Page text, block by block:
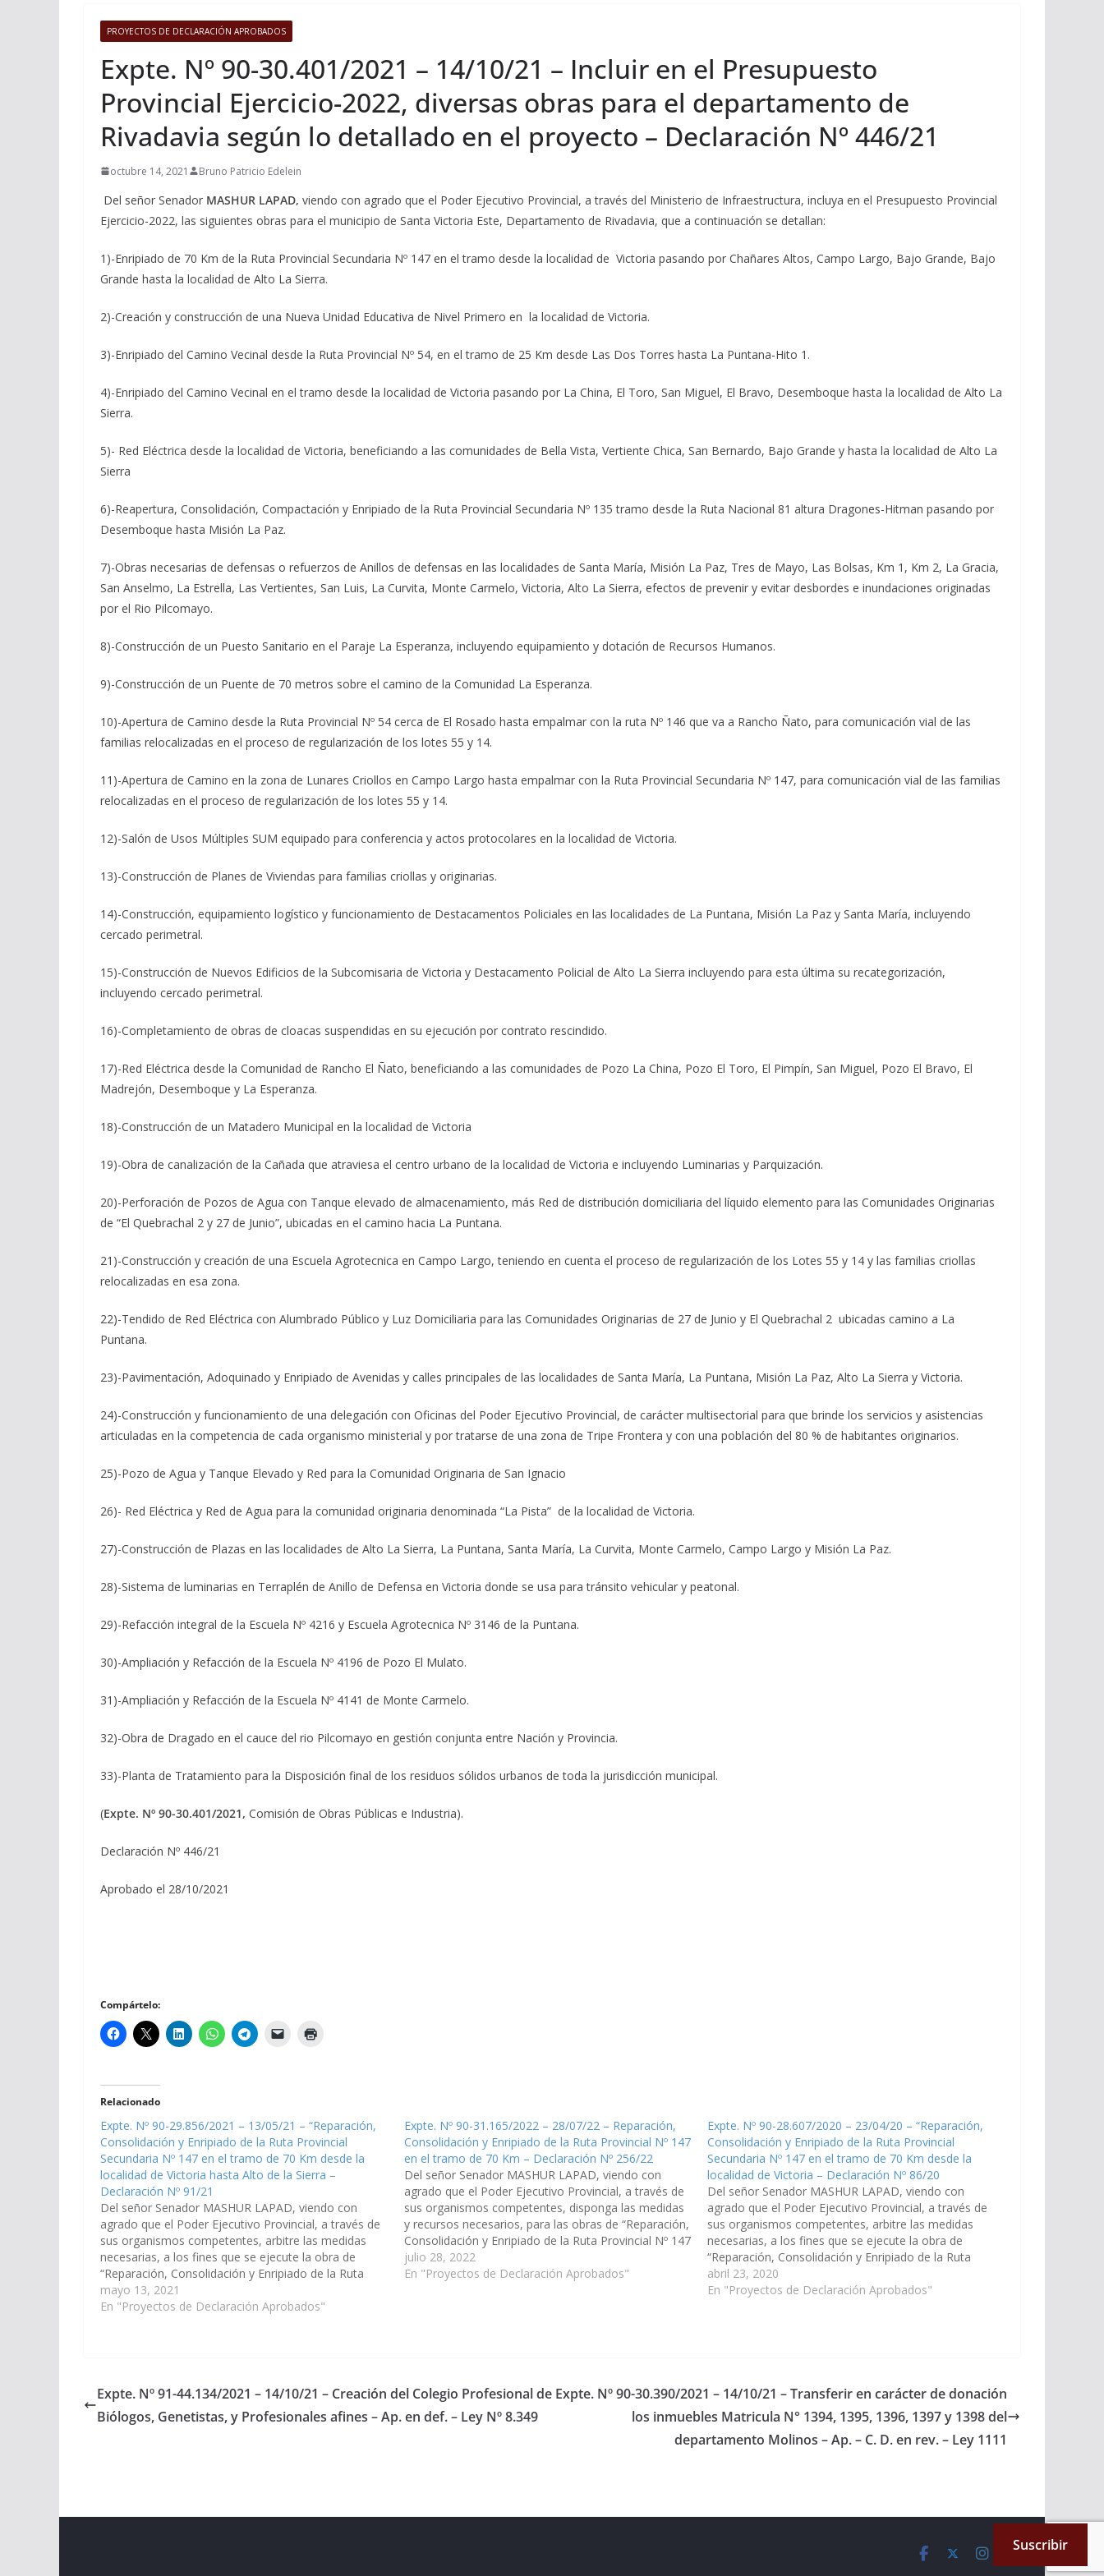
PROYECTOS DE DECLARACIÓN APROBADOS
Expte. Nº 90-30.401/2021 – 14/10/21 – Incluir en el Presupuesto
Provincial Ejercicio-2022, diversas obras para el departamento de
Rivadavia según lo detallado en el proyecto – Declaración Nº 446/21
octubre 14, 2021 Bruno Patricio Edelein
Del señor Senador MASHUR LAPAD, viendo con agrado que el Poder Ejecutivo Provincial, a través del Ministerio de Infraestructura, incluya en el Presupuesto Provincial
Ejercicio-2022, las siguientes obras para el municipio de Santa Victoria Este, Departamento de Rivadavia, que a continuación se detallan:
1)-Enripiado de 70 Km de la Ruta Provincial Secundaria Nº 147 en el tramo desde la localidad de Victoria pasando por Chañares Altos, Campo Largo, Bajo Grande, Bajo
Grande hasta la localidad de Alto La Sierra.
2)-Creación y construcción de una Nueva Unidad Educativa de Nivel Primero en la localidad de Victoria.
3)-Enripiado del Camino Vecinal desde la Ruta Provincial Nº 54, en el tramo de 25 Km desde Las Dos Torres hasta La Puntana-Hito 1.
4)-Enripiado del Camino Vecinal en el tramo desde la localidad de Victoria pasando por La China, El Toro, San Miguel, El Bravo, Desemboque hasta la localidad de Alto La
Sierra.
5)- Red Eléctrica desde la localidad de Victoria, beneficiando a las comunidades de Bella Vista, Vertiente Chica, San Bernardo, Bajo Grande y hasta la localidad de Alto La
Sierra
6)-Reapertura, Consolidación, Compactación y Enripiado de la Ruta Provincial Secundaria Nº 135 tramo desde la Ruta Nacional 81 altura Dragones-Hitman pasando por
Desemboque hasta Misión La Paz.
7)-Obras necesarias de defensas o refuerzos de Anillos de defensas en las localidades de Santa María, Misión La Paz, Tres de Mayo, Las Bolsas, Km 1, Km 2, La Gracia,
San Anselmo, La Estrella, Las Vertientes, San Luis, La Curvita, Monte Carmelo, Victoria, Alto La Sierra, efectos de prevenir y evitar desbordes e inundaciones originadas
por el Rio Pilcomayo.
8)-Construcción de un Puesto Sanitario en el Paraje La Esperanza, incluyendo equipamiento y dotación de Recursos Humanos.
9)-Construcción de un Puente de 70 metros sobre el camino de la Comunidad La Esperanza.
10)-Apertura de Camino desde la Ruta Provincial Nº 54 cerca de El Rosado hasta empalmar con la ruta Nº 146 que va a Rancho Ñato, para comunicación vial de las
familias relocalizadas en el proceso de regularización de los lotes 55 y 14.
11)-Apertura de Camino en la zona de Lunares Criollos en Campo Largo hasta empalmar con la Ruta Provincial Secundaria Nº 147, para comunicación vial de las familias
relocalizadas en el proceso de regularización de los lotes 55 y 14.
12)-Salón de Usos Múltiples SUM equipado para conferencia y actos protocolares en la localidad de Victoria.
13)-Construcción de Planes de Viviendas para familias criollas y originarias.
14)-Construcción, equipamiento logístico y funcionamiento de Destacamentos Policiales en las localidades de La Puntana, Misión La Paz y Santa María, incluyendo
cercado perimetral.
15)-Construcción de Nuevos Edificios de la Subcomisaria de Victoria y Destacamento Policial de Alto La Sierra incluyendo para esta última su recategorización,
incluyendo cercado perimetral.
16)-Completamiento de obras de cloacas suspendidas en su ejecución por contrato rescindido.
17)-Red Eléctrica desde la Comunidad de Rancho El Ñato, beneficiando a las comunidades de Pozo La China, Pozo El Toro, El Pimpín, San Miguel, Pozo El Bravo, El
Madrejón, Desemboque y La Esperanza.
18)-Construcción de un Matadero Municipal en la localidad de Victoria
19)-Obra de canalización de la Cañada que atraviesa el centro urbano de la localidad de Victoria e incluyendo Luminarias y Parquización.
20)-Perforación de Pozos de Agua con Tanque elevado de almacenamiento, más Red de distribución domiciliaria del líquido elemento para las Comunidades Originarias
de “El Quebrachal 2 y 27 de Junio”, ubicadas en el camino hacia La Puntana.
21)-Construcción y creación de una Escuela Agrotecnica en Campo Largo, teniendo en cuenta el proceso de regularización de los Lotes 55 y 14 y las familias criollas
relocalizadas en esa zona.
22)-Tendido de Red Eléctrica con Alumbrado Público y Luz Domiciliaria para las Comunidades Originarias de 27 de Junio y El Quebrachal 2 ubicadas camino a La
Puntana.
23)-Pavimentación, Adoquinado y Enripiado de Avenidas y calles principales de las localidades de Santa María, La Puntana, Misión La Paz, Alto La Sierra y Victoria.
24)-Construcción y funcionamiento de una delegación con Oficinas del Poder Ejecutivo Provincial, de carácter multisectorial para que brinde los servicios y asistencias
articuladas en la competencia de cada organismo ministerial y por tratarse de una zona de Tripe Frontera y con una población del 80 % de habitantes originarios.
25)-Pozo de Agua y Tanque Elevado y Red para la Comunidad Originaria de San Ignacio
26)- Red Eléctrica y Red de Agua para la comunidad originaria denominada “La Pista” de la localidad de Victoria.
27)-Construcción de Plazas en las localidades de Alto La Sierra, La Puntana, Santa María, La Curvita, Monte Carmelo, Campo Largo y Misión La Paz.
28)-Sistema de luminarias en Terraplén de Anillo de Defensa en Victoria donde se usa para tránsito vehicular y peatonal.
29)-Refacción integral de la Escuela Nº 4216 y Escuela Agrotecnica Nº 3146 de la Puntana.
30)-Ampliación y Refacción de la Escuela Nº 4196 de Pozo El Mulato.
31)-Ampliación y Refacción de la Escuela Nº 4141 de Monte Carmelo.
32)-Obra de Dragado en el cauce del rio Pilcomayo en gestión conjunta entre Nación y Provincia.
33)-Planta de Tratamiento para la Disposición final de los residuos sólidos urbanos de toda la jurisdicción municipal.
(Expte. Nº 90-30.401/2021, Comisión de Obras Públicas e Industria).
Declaración Nº 446/21
Aprobado el 28/10/2021
Compártelo:
Relacionado
Expte. Nº 90-29.856/2021 – 13/05/21 – “Reparación,
Consolidación y Enripiado de la Ruta Provincial
Secundaria Nº 147 en el tramo de 70 Km desde la
localidad de Victoria hasta Alto de la Sierra –
Declaración Nº 91/21
Del señor Senador MASHUR LAPAD, viendo con
agrado que el Poder Ejecutivo Provincial, a través de
sus organismos competentes, arbitre las medidas
necesarias, a los fines que se ejecute la obra de
“Reparación, Consolidación y Enripiado de la Ruta
Provincial Secundaria Nº 147 en el tramo de 70 Km
desde la localidad…
mayo 13, 2021
En "Proyectos de Declaración Aprobados"
Expte. Nº 90-31.165/2022 – 28/07/22 – Reparación,
Consolidación y Enripiado de la Ruta Provincial Nº 147
en el tramo de 70 Km – Declaración Nº 256/22
Del señor Senador MASHUR LAPAD, viendo con
agrado que el Poder Ejecutivo Provincial, a través de
sus organismos competentes, disponga las medidas
y recursos necesarios, para las obras de “Reparación,
Consolidación y Enripiado de la Ruta Provincial Nº 147
en el tramo de 70 Km desde la localidad de Victoria
pasando…
julio 28, 2022
En "Proyectos de Declaración Aprobados"
Expte. Nº 90-28.607/2020 – 23/04/20 – “Reparación,
Consolidación y Enripiado de la Ruta Provincial
Secundaria Nº 147 en el tramo de 70 Km desde la
localidad de Victoria – Declaración Nº 86/20
Del señor Senador MASHUR LAPAD, viendo con
agrado que el Poder Ejecutivo Provincial, a través de
sus organismos competentes, arbitre las medidas
necesarias, a los fines que se ejecute la obra de
“Reparación, Consolidación y Enripiado de la Ruta
Provincial Secundaria Nº 147 en el tramo de 70 Km
desde la…
abril 23, 2020
En "Proyectos de Declaración Aprobados"
Expte. Nº 91-44.134/2021 – 14/10/21 – Creación del Colegio Profesional de
Biólogos, Genetistas, y Profesionales afines – Ap. en def. – Ley Nº 8.349
Expte. Nº 90-30.390/2021 – 14/10/21 – Transferir en carácter de donación
los inmuebles Matricula N° 1394, 1395, 1396, 1397 y 1398 del
departamento Molinos – Ap. – C. D. en rev. – Ley 1111
Suscribir